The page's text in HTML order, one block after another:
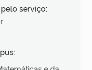
serviço: